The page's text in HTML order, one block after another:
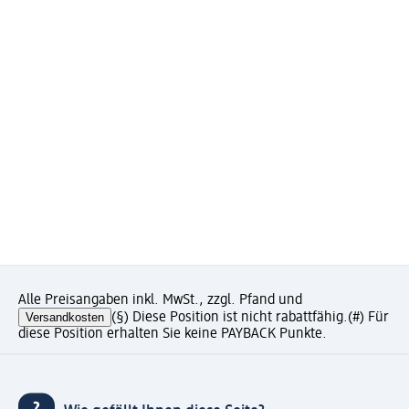
Alle Preisangaben inkl. MwSt., zzgl. Pfand und
Versandkosten (§) Diese Position ist nicht rabattfähig.(#) Für
diese Position erhalten Sie keine PAYBACK Punkte.